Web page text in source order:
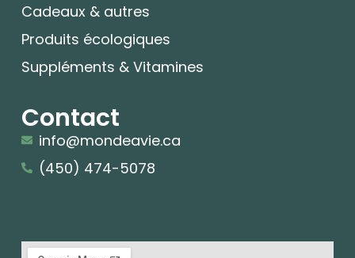
Cadeaux & autres
Produits écologiques
Suppléments & Vitamines
Contact
info@mondeavie.ca
(450) 474-5078